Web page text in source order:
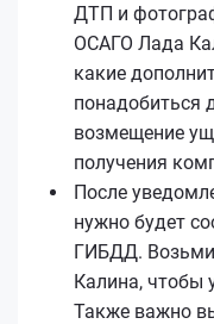
ДТП и
ОСАГО Лада
какие
понадобиться
возмещение
получения
После
нужно будет
ГИБДД.
Калина, чтобы
Также важно